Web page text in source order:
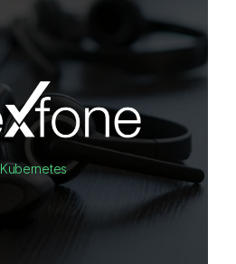
Kubernetes